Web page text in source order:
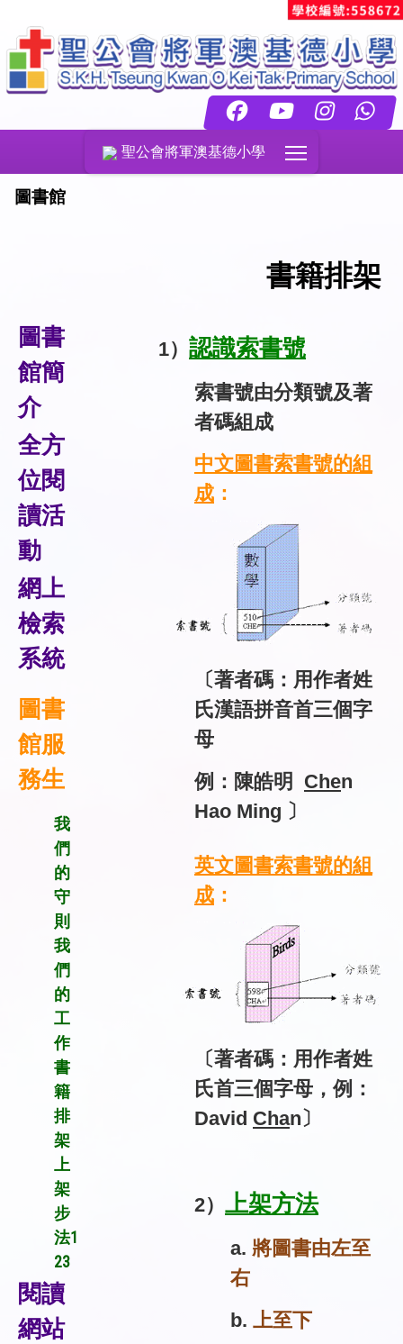
聖公會將軍澳基德小學
圖書館
書籍排架
圖書
館簡
介
全方
位閱
讀活
動
網上
檢索
系統
圖書
館服
務生
我
們
的
守
則
我
們
的
工
作
書
籍
排
架
上
架
步
法1
23
閱讀
網站
1） 認識索書號
索書號由分類號及著
者碼組成
中文圖書索書號的組
成 ：
〔著者碼：用作者姓
氏漢語拼音首三個字
母
例：陳皓明 Chen
Hao Ming 〕
英文圖書索書號的組
成 ：
〔著者碼：用作者姓
氏首三個字母，例：
David Chan〕
2） 上架方法
a. 將圖書由左至
右
b. 上至下